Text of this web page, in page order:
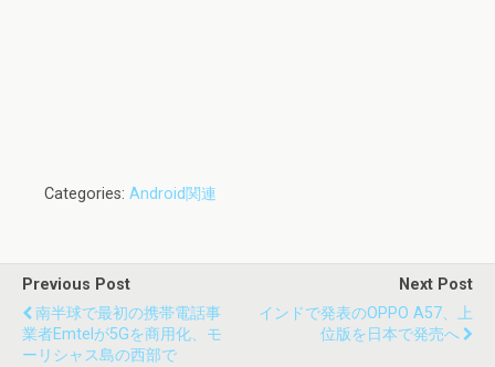
Categories: Android関連
Previous Post
南半球で最初の携帯電話事
業者Emtelが5Gを商用化、モ
ーリシャス島の西部で
Next Post
インドで発表のOPPO A57、上
位版を日本で発売へ